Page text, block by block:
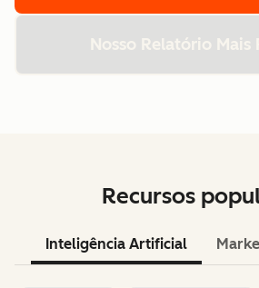
Nosso Relatório Mais
Recursos
Inteligência Artificial